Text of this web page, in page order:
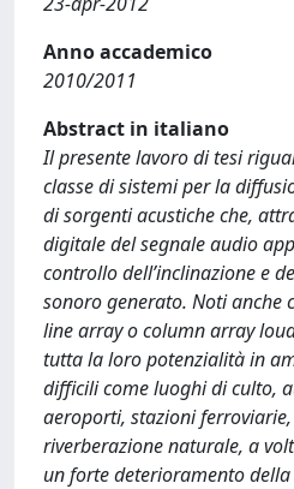
Anno accademico
2010/2011
Abstract in italiano
Il presente lavoro di tesi
classe di sistemi per la
di sorgenti acustiche che,
digitale del segnale audio
controllo dell’inclinazione e
sonoro generato. Noti anche
line array o column array
tutta la loro potenzialità in
difficili come luoghi di culto,
aeroporti, stazioni
riverberazione naturale, a
un forte deterioramento